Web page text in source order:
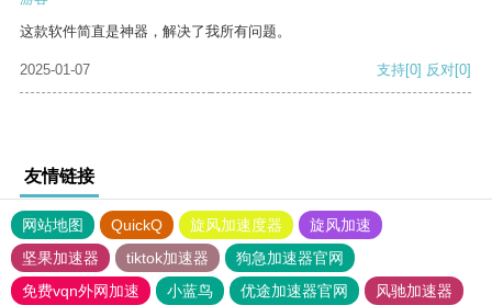
这款软件简直是神器，解决了我所有问题。
2025-01-07 支持[0] 反对[0]
友情链接
网站地图 QuickQ 旋风加速度器
旋风加速
坚果加速器
tiktok加速器
狗急加速器官网
免费vqn外网加速
小蓝鸟 优途加速器官网
风驰加速器